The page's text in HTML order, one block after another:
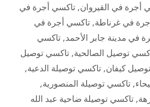
أجرة في القيروان, تاكسي أجرة في
في غرناطة, تاكسي أجرة في
في مدينة جابر الأحمد, تاكسي
توصيل الصالحية, تاكسي توصيل
كيفان, تاكسي توصيلة الدعية,
, تاكسي توصيلة المنصورية,
, تاكسي توصيلة ضاحية عبد الله